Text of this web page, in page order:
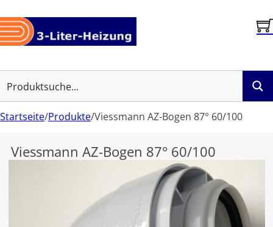
Startseite/Produkte/Viessmann AZ-Bogen 87° 60/100
Viessmann AZ-Bogen 87° 60/100